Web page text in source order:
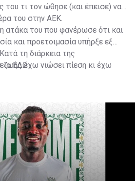
του τι τον ώθησε (και έπεισε) να
του στην ΑΕΚ.
ατάκα του που φανέρωσε ότι και
και προετοιμασία υπήρξε εξ
τη διάρκεια της
ζωής έχω νιώσει πίεση κι έχω
ΕΔΩ